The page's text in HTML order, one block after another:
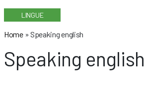
LINGUE
Home» Speaking english
Speaking english